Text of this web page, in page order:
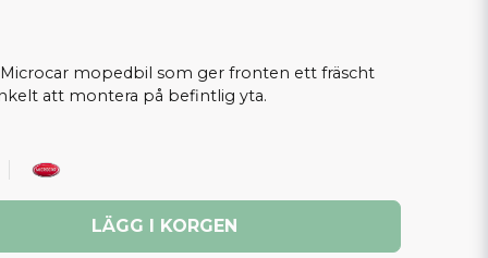
mopedbil som ger fronten ett fräscht
att montera på befintlig yta.
LÄGG I KORGEN